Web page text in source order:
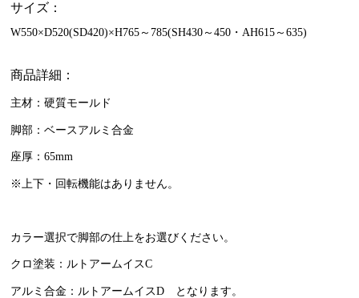
サイズ：
W550×D520(SD420)×H765～785(SH430～450・AH615～635)
商品詳細：
主材：硬質モールド
脚部：ベースアルミ合金
座厚：65mm
※上下・回転機能はありません。
カラー選択で脚部の仕上をお選びください。
クロ塗装：ルトアームイスC
アルミ合金：ルトアームイスD となります。